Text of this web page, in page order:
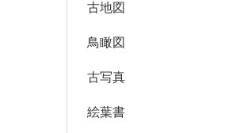
古地図
鳥瞰図
古写真
絵葉書